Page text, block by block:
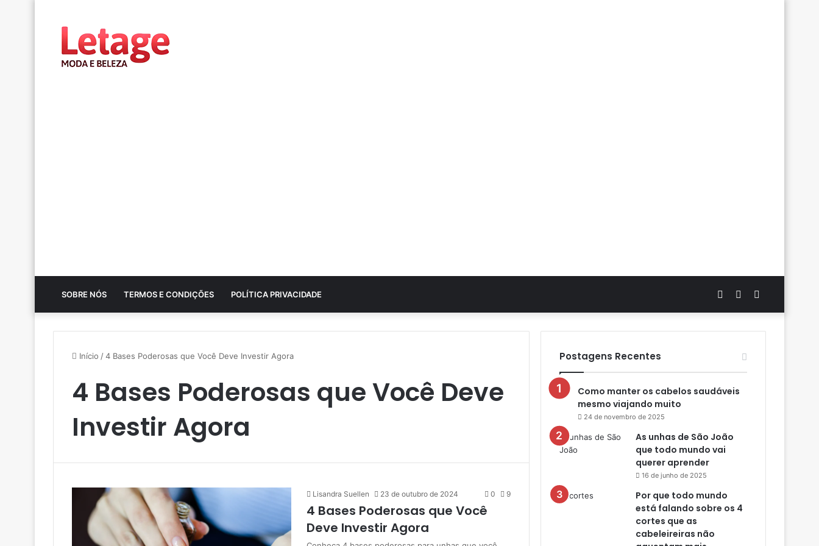
SOBRE NÓS TERMOS E CONDIÇÕES POLÍTICA PRIVACIDADE
por
Switch
skin
Artigo
aleatório
Início /4 Bases Poderosas que Você Deve Investir Agora
4 Bases Poderosas que Você Deve
Investir Agora
Lisandra Suellen 23 de outubro de 2024 0 9
4 Bases Poderosas que Você
Deve Investir Agora
Postagens Recentes
Como manter os cabelos saudáveis
mesmo viajando muito
24 de novembro de 2025
As unhas de São João
que todo mundo vai
querer aprender
16 de junho de 2025
Por que todo mundo
está falando sobre os 4
cortes que as
cabeleireiras não